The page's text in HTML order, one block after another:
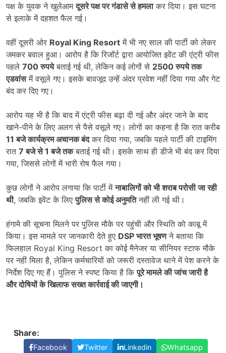
पक्ष के युवक ने खुलेआमदूसरे पक्ष पर गंडासे से हमलाकर दिया। इस घटना
से इलाके में दहशत फैल गई।
वहीं दूसरी ओर Royal King Resort में भी नए साल की पार्टी को लेकर
जमकर बवाल हुआ। आरोप है कि रिजॉर्ट द्वारा आयोजित इवेंट की एंट्री फीस
पहले 700 रुपयेबताई गई थी, लेकिन कई लोगों से 2500 रुपये तक
एडवांसमें वसूले गए। इसके बावजूद उन्हें अंदर प्रवेश नहीं दिया गया और गेट
बंद कर दिए गए।
आरोप यह भी है कि बाद में एंट्री फीस बढ़ा दी गई और अंदर जाने के बाद
खाने-पीने के लिए अलग से पैसे वसूले गए। लोगों का कहना है कि रात करीब
11 बजे कार्यक्रम अचानक बंदकर दिया गया, जबकि पहले पार्टी की टाइमिंग
रात 7 बजे से 1 बजे तकबताई गई थी। इसके साथ ही डीजे भी बंद कर दिया
गया, जिससे लोगों में भारी रोष फैल गया।
कुछ लोगों ने आरोप लगाया कि पार्टी मेंनाबालिगों को भी शराब परोसी जा रही
थी, जबकि इवेंट के लिएपुलिस से कोई अनुमतिनहीं ली गई थी।
हंगामे की सूचना मिलने पर पुलिस मौके पर पहुंची और स्थिति को काबू में
किया। इस मामले पर जानकारी देते हुए DSP भारत भूषणने बताया कि
फिलहाल Royal King Resort का कोई मैनेजर या सीनियर स्टाफ मौके
पर नहीं मिला है, लेकिन कर्मचारियों को जरूरी दस्तावेज थाने में पेश करने के
निर्देश दिए गए हैं। पुलिस ने स्पष्ट किया है किपूरे मामले की जांच जारी है
और दोषियों के खिलाफ सख्त कार्रवाई की जाएगी।
Share:
Facebook Twitter Linkedin Whatsapp